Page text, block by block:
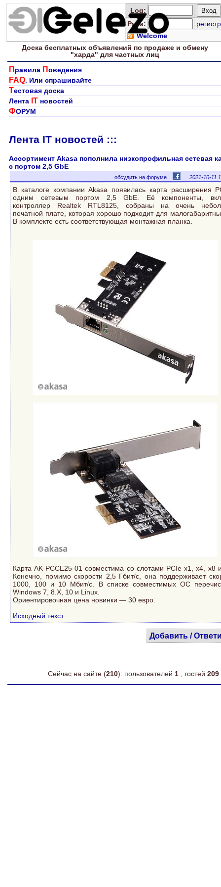
Log:
Pass:
регистр
Welcome
Доска бесплатныхобъявлений по продаже и обмену
"харда" для частных лиц
П равила Поведения
FAQ. Или спрашивайте
Тестовая доска
Лента IT новостей
ФОРУМ
Лента IT новостей :::
Ассортимент Akasa пополнила низкопрофильная сетевая
с портом 2,5 GbE
обсудить на форуме 2021-10-11
В каталоге компании Akasa появилась карта расширения
одним сетевым портом 2,5 GbE. Её компоненты,
контроллер Realtek RTL8125, собраны на очень
печатной плате, которая хорошо подходит для
В комплекте есть соответствующая монтажная планка.
Карта AK-PCCE25-01 совместима со слотами PCIe x1, x4, x8
Конечно, помимо скорости 2,5 Гбит/с, она поддерживает
1000, 100 и 10 Мбит/с. В списке совместимых ОС
Windows 7, 8.X, 10 и Linux.
Ориентировочная цена новинки — 30 евро.
Исходный текст...
Добавить /
Сейчас на сайте (210): пользователей 1 , гостей 209